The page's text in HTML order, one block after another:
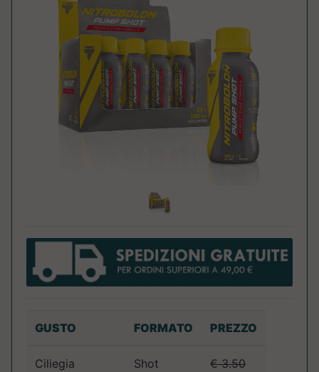
GUSTO FORMATO PREZZO
Ciliegia
Shot
€ 3.50